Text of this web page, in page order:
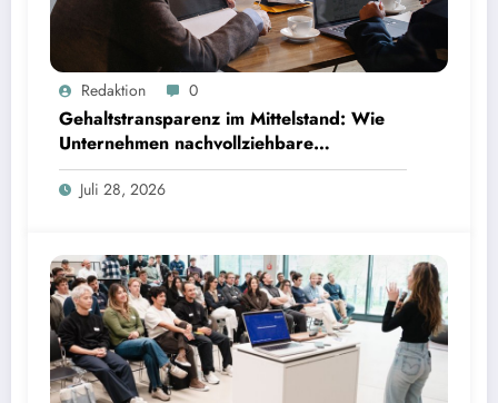
schaffenRedaktion 0
Gehaltstransparenz im Mittelstand: Wie
Unternehmen nachvollziehbare
Vergütungsmodelle schaffen
Juli 28, 2026